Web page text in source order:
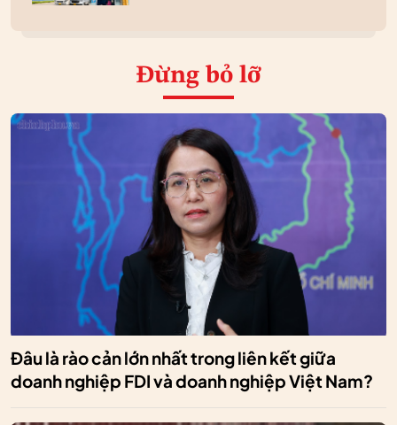
Đừng bỏ lỡ
Đâu là rào cản lớn nhất trong liên kết giữa
doanh nghiệp FDI và doanh nghiệp Việt Nam?